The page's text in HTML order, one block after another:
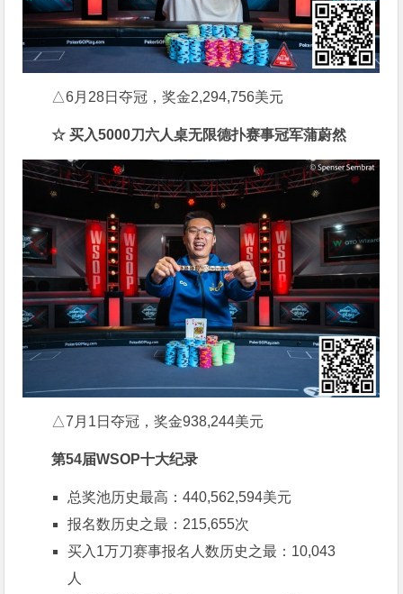
△6月28日夺冠，奖金2,294,756美元
☆ 买入5000刀六人桌无限德扑赛事冠军蒲蔚然
△7月1日夺冠，奖金938,244美元
第54届WSOP十大纪录
总奖池历史最高：440,562,594美元
报名数历史之最：215,655次
买入1万刀赛事报名人数历史之最：10,043
人